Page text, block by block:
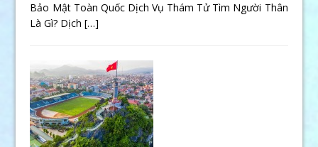
Bảo Mật Toàn Quốc Dịch Vụ Thám Tử Tìm Người Thân
Là Gì? Dịch[…]